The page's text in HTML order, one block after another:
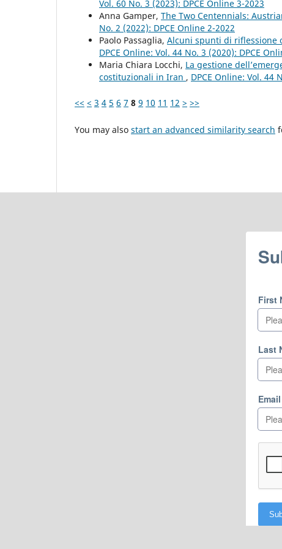
Vol. 60 No. 3 (2023): DPCE Online 3-2023
Anna Gamper, The Two Centennials:
No. 2 (2022): DPCE Online 2-2022
Paolo Passaglia, Alcuni spunti di riflessione
DPCE Online: Vol. 44 No. 3 (2020): DPCE
Maria Chiara Locchi, La gestione
costituzionali in Iran , DPCE Online: Vol. 44
<< < 3 4 5 6 7 8 9 10 11 12 > >>
You may also start an advanced similarity search